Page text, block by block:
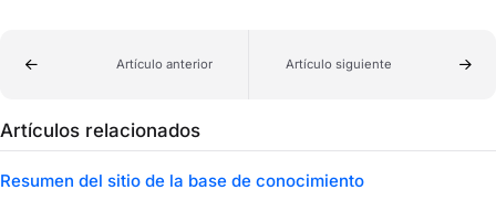
Artículo anterior Artículo siguiente
Artículos relacionados
Resumen del sitio de la base de conocimiento